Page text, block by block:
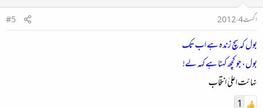
اگست 4، 2012
#5
بول کہ سچ زندہ ہے اب تک​
بول، جو کچھ کہنا ہے کہہ لے!​
نہائت اعلیٰ انتخاب​
1